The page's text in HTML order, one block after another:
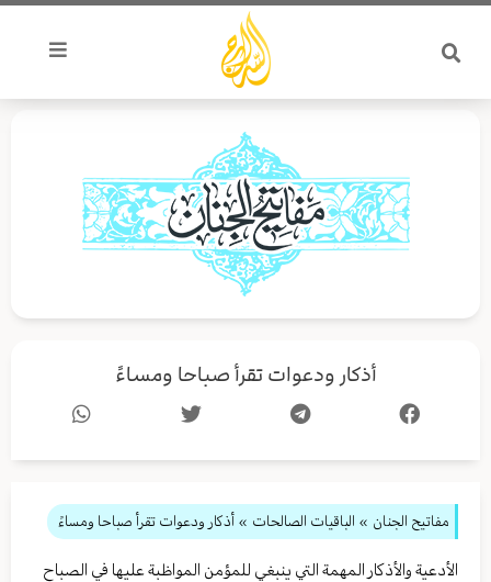
تخطي
المحتوى
أذكار ودعوات تقرأ صباحا ومساءً
مفاتيح الجنان » الباقيات الصالحات » أذكار ودعوات تقرأ صباحا ومساءً
الأدعية والأذكار المهمة التي ينبغي للمؤمن المواظبة عليها في الصباح